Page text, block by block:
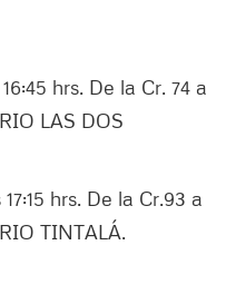
hrs. De la Cr. 74 a
LAS DOS
hrs. De la Cr.93 a
TINTALÁ.